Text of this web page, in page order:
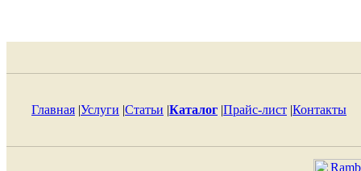
Главная |Услуги |Статьи |Каталог |Прайс-лист |Контакты